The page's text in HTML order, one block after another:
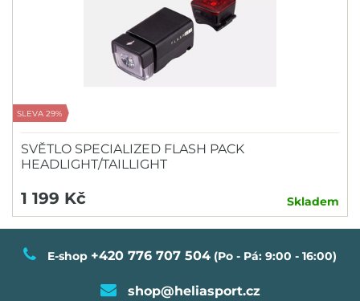
SLEVA 29%
SVĚTLO SPECIALIZED FLASH PACK
HEADLIGHT/TAILLIGHT
1 199 Kč Skladem
E-shop +420 776 707 504 (Po - Pá: 9:00 - 16:00)
shop@heliasport.cz